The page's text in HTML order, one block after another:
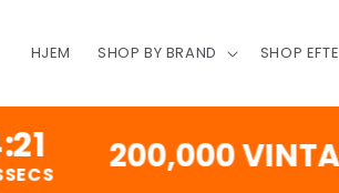
HJEM SHOP BY BRAND SHOP
200,000 VINTAGE